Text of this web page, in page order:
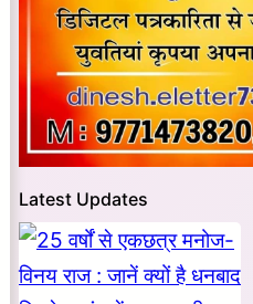
Latest Updates